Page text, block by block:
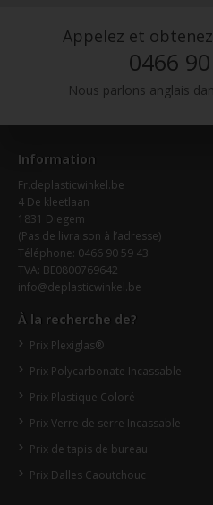
Appelez et
0466
Nous parlons anglais
Information
Fr.deplasticwinkel.be
4 De kleetlaan
1831 Diegem
(Pas de livraison à l’adresse)
Téléphone: 0466 90 59 43
TVA: BE0800769642
info@deplasticwinkel.be
À la recherche de?
Prix Plexiglas®
Prix Polycarbonate Incassable
Prix Plastique Coloré
Prix Verre de serre Incassable
Prix de tapis de bureau
Prix Dalles Caoutchouc